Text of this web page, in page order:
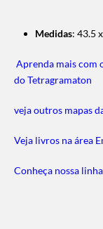
Medidas: 43.5
Aprenda mais com
do Tetragramaton
veja outros mapas
Veja livros na área
Conheça nossa